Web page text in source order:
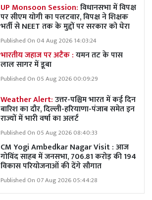
UP Monsoon Session:विधानसभा में विपक्ष
पर सीएम योगी का पलटवार, विपक्ष ने शिक्षक
भर्ती से NEET तक के मुद्दों पर सरकार को घेरा
Published On 04 Aug 2026 14:03:24
भारतीय जहाज पर अटैक :यमन तट के पास
लाल सागर में डूबा
Published On 05 Aug 2026 00:09:29
Weather Alert:उत्तर-पश्चिम भारत में कई दिन
बारिश का दौर, दिल्ली-हरियाणा-पंजाब समेत इन
राज्यों में भारी वर्षा का अलर्ट
Published On 05 Aug 2026 08:40:33
CM Yogi Ambedkar Nagar Visit : आज
गोविंद साहब में जनसभा, 706.81 करोड़ की 194
विकास परियोजनाओं की देंगे सौगात
Published On 07 Aug 2026 05:44:28